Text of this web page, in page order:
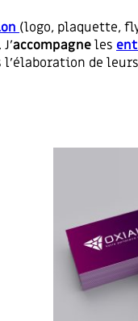
(logo, plaquette,
accompagneles
de